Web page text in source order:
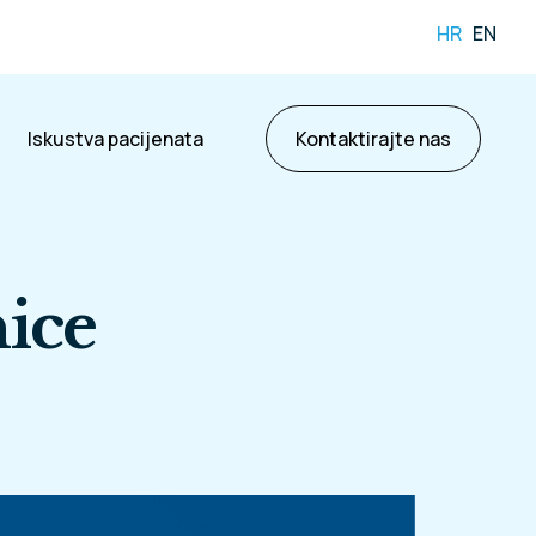
HR EN
Iskustva pacijenata Kontaktirajte nas